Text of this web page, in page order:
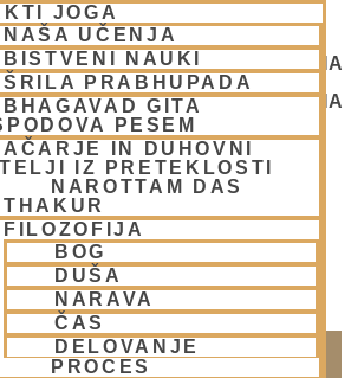
JOGA
NAŠA UČENJA
BISTVENI NAUKI
ŠRILA PRABHUPADA
BHAGAVAD GITA
PESEM
AČARJE IN DUHOVNI
IZ PRETEKLOSTI
NAROTTAM DAS
THAKUR
FILOZOFIJA
BOG
DUŠA
NARAVA
ČAS
DELOVANJE
PROCES
SREČANJE - CENTER HARE KRIŠNA
SREČANJE - CENTER HARE KRIŠNA